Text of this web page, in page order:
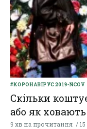
#КОРОНАВІРУС 2019-NCOV
Скільки
або як
9 хв на прочитання